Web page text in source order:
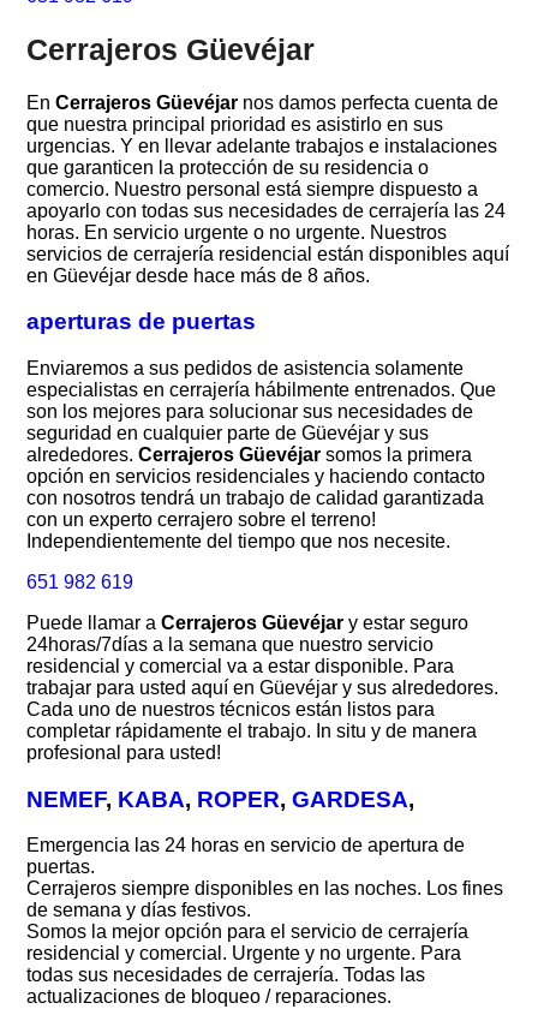
Cerrajeros Güevéjar
EnCerrajeros Güevéjar nos damos perfecta cuenta de
que nuestra principal prioridad es asistirlo en sus
urgencias. Y en llevar adelante trabajos e instalaciones
que garanticen la protección de su residencia o
comercio. Nuestro personal está siempre dispuesto a
apoyarlo con todas sus necesidades de cerrajería las 24
horas. En servicio urgente o no urgente. Nuestros
servicios de cerrajería residencial están disponibles aquí
en Güevéjar desde hace más de 8 años.
aperturas de puertas
Enviaremos a sus pedidos de asistencia solamente
especialistas en cerrajería hábilmente entrenados. Que
son los mejores para solucionar sus necesidades de
seguridad en cualquier parte de Güevéjar y sus
alrededores.Cerrajeros Güevéjar somos la primera
opción en servicios residenciales y haciendo contacto
con nosotros tendrá un trabajo de calidad garantizada
con un experto cerrajero sobre el terreno!
Independientemente del tiempo que nos necesite.
651 982 619
Puede llamar aCerrajeros Güevéjar y estar seguro
24horas/7días a la semana que nuestro servicio
residencial y comercial va a estar disponible. Para
trabajar para usted aquí en Güevéjar y sus alrededores.
Cada uno de nuestros técnicos están listos para
completar rápidamente el trabajo. In situ y de manera
profesional para usted!
NEMEF, KABA, ROPER,GARDESA,
Emergencia las 24 horas en servicio de apertura de
puertas.
Cerrajeros siempre disponibles en las noches. Los fines
de semana y días festivos.
Somos la mejor opción para el servicio de cerrajería
residencial y comercial. Urgente y no urgente. Para
todas sus necesidades de cerrajería. Todas las
actualizaciones de bloqueo / reparaciones.